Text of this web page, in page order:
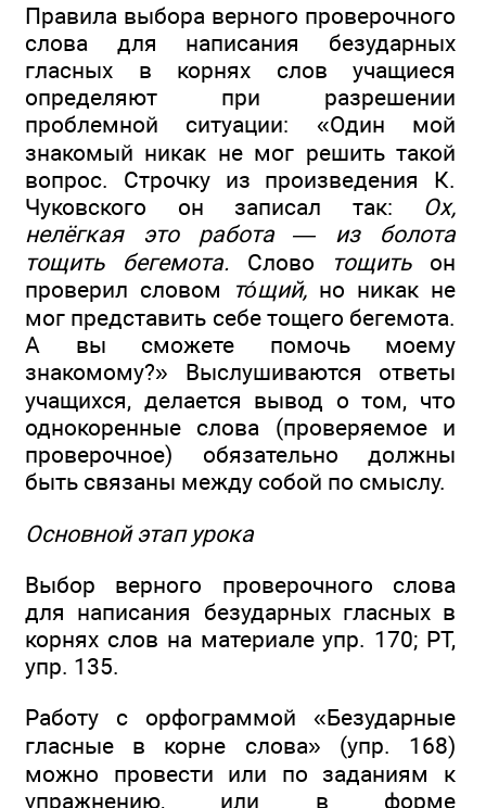
Правила выбора верного проверочного
слова для написания безударных
гласных в корнях слов учащиеся
определяют при разрешении
проблемной ситуации: «Один мой
знакомый никак не мог решить такой
вопрос. Строчку из произведения К.
Чуковского он записал так: Ох,
нелёгкая это работа — из болота
тощить бегемота. Слово тощить он
проверил словом
то́щий, но никак не
мог представить себе тощего бегемота.
А вы сможете помочь моему
знакомому?» Выслушиваются ответы
учащихся, делается вывод о том, что
однокоренные слова (проверяемое и
проверочное) обязательно должны
быть связаны между собой по смыслу.
Основной этап урока
Выбор верного проверочного слова
для написания безударных гласных в
корнях слов на материале упр. 170; РТ,
упр. 135.
Работу с орфограммой «Безударные
гласные в корне слова» (упр. 168)
можно провести или по заданиям к
упражнению, или в форме